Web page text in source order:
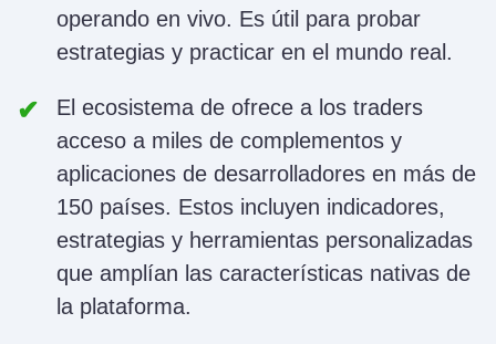
operando en vivo. Es útil para probar
estrategias y practicar en el mundo real.
El ecosistema de ofrece a los traders
acceso a miles de complementos y
aplicaciones de desarrolladores en más de
150 países. Estos incluyen indicadores,
estrategias y herramientas personalizadas
que amplían las características nativas de
la plataforma.